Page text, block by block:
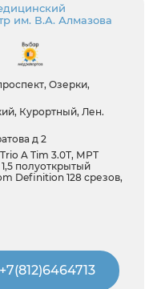
им. В.А. Алмазова
Озерки,
Курортный, Лен.
д 2
A Tim 3.0Т, МРТ
полуоткрытый
Definition 128 срезов,
+7(812)6464713